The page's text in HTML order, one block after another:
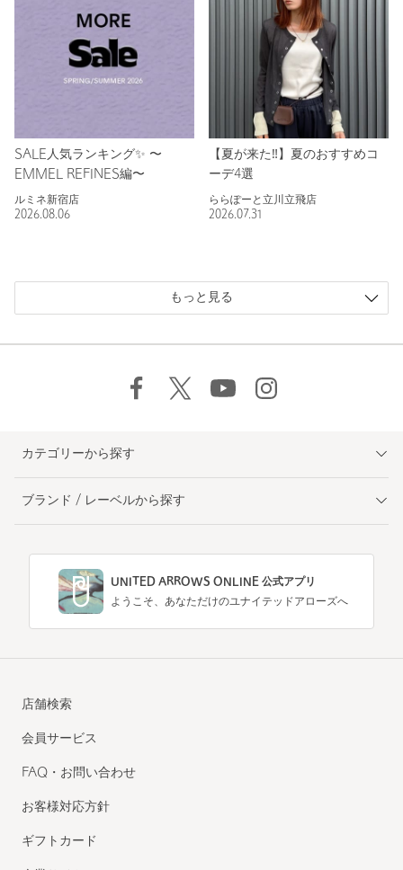
SALE人気ランキング✨ 〜
EMMEL REFINES編〜
ルミネ新宿店
2026.08.06
【夏が来た‼️】夏のおすすめコ
ーデ4選
ららぽーと立川立飛店
2026.07.31
もっと見る
カテゴリーから探す
ブランド / レーベルから探す
UNITED ARROWS ONLINE 公式アプリ
ようこそ、あなただけのユナイテッドアローズへ
店舗検索
会員サービス
FAQ・お問い合わせ
お客様対応方針
ギフトカード